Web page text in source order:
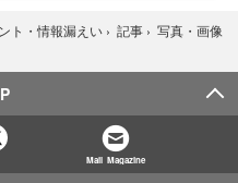
ト・情報漏えい › 記事 › 写真・画像
Mail Magazine